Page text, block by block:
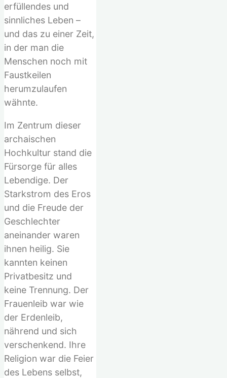
erfüllendes und
sinnliches Leben –
und das zu einer Zeit,
in der man die
Menschen noch mit
Faustkeilen
herumzulaufen
wähnte.
Im Zentrum dieser
archaischen
Hochkultur stand die
Fürsorge für alles
Lebendige. Der
Starkstrom des Eros
und die Freude der
Geschlechter
aneinander waren
ihnen heilig. Sie
kannten keinen
Privatbesitz und
keine Trennung. Der
Frauenleib war wie
der Erdenleib,
nährend und sich
verschenkend. Ihre
Religion war die Feier
des Lebens selbst,